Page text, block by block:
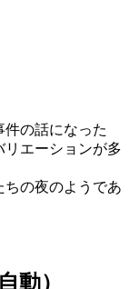
の話になった
リエーションが多
ちの夜のようであ
動）